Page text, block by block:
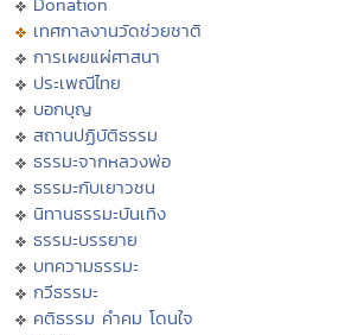
เทศกาลงานวัดช่วยชาติ
การเผยแผ่ศาสนา
ประเพณีไทย
บอกบุญ
สถานปฏิบัติธรรม
ธรรมะจากหลวงพ่อ
ธรรมะกับเยาวชน
นิทานธรรมะบันเทิง
ธรรมะบรรยาย
บทความธรรมะ
กวีธรรมะ
คติธรรม คำคม โดนใจ